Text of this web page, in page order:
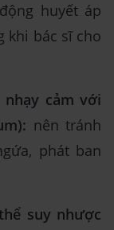
huyết áp
khi bác sĩ cho
cảm với
nên tránh
phát ban
suy nhược